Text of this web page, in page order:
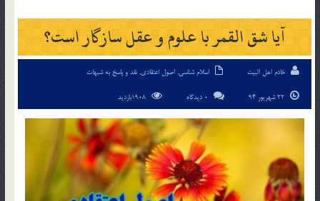
آيا شق القمر با علوم و عقل سازگار است؟
خادم اهل البیت اسلام شناسی, اصول اعتقادی, نقد و پاسخ به شبهات
0 دیدگاه